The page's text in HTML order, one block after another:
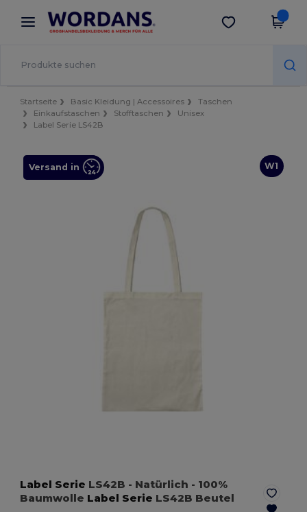
× Wordans App
Bessere Preise in der App!
App holen
Startseite Basic Kleidung | Accessoires
Taschen
Einkaufstaschen
Stofftaschen
Unisex
Label Serie LS42B
W1
Versand in
Label Serie LS42B - Natürlich - 100%
Baumwolle Label Serie LS42B Beutel